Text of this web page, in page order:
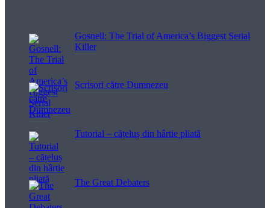
Gosnell: The Trial of America’s Biggest Serial
Killer
Scrisori către Dumnezeu
Tutorial – cățeluș din hârtie pliată
The Great Debaters